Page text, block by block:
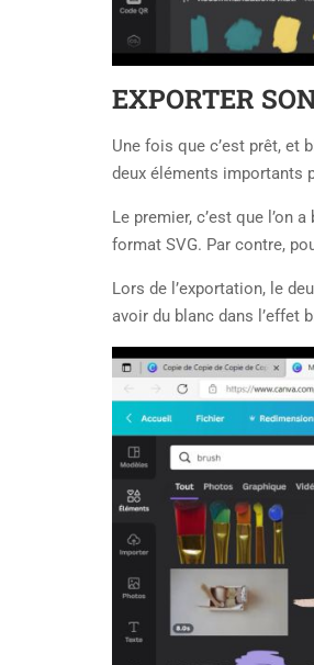
EXPORTER
Une fois que c’est prêt, et
deux éléments importants
Le premier, c’est que l’on
format SVG. Par contre,
Lors de l’exportation, le
avoir du blanc dans l’effet